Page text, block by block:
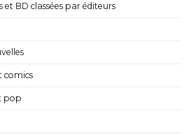
et BD classées par éditeurs
comics
pop